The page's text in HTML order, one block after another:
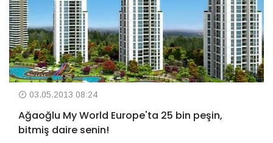
03.05.2013 08:24
Ağaoğlu My World Europe'ta 25 bin peşin,
bitmiş daire senin!